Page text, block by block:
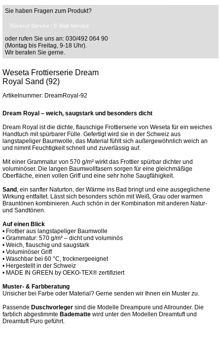
Sie haben Fragen zum Produkt?
Rückruf-Service / E-Mail-Service
oder rufen Sie uns an: 030/492 064 90
(Montag bis Freitag, 9-18 Uhr).
Wir beraten Sie gerne.
Weseta Frottierserie Dream
Royal Sand (92)
Artikelnummer: DreamRoyal-92
Dream Royal – weich, saugstark und besonders dicht
Dream Royal ist die dichte, flauschige Frottierserie von Weseta für ein weiches
Handtuch mit spürbarer Fülle. Gefertigt wird sie in der Schweiz aus
langstapeliger Baumwolle, das Material fühlt sich außergewöhnlich weich an
und nimmt Feuchtigkeit schnell und zuverlässig auf.
Mit einer Grammatur von 570 g/m² wirkt das Frottier spürbar dichter und
voluminöser. Die langen Baumwollfasern sorgen für eine gleichmäßige
Oberfläche, einen vollen Griff und eine sehr hohe Saugfähigkeit.
Sand , ein sanfter Naturton, der Wärme ins Bad bringt und eine ausgeglichene
Wirkung entfaltet. Lässt sich besonders schön mit Weiß, Grau oder warmen
Brauntönen kombinieren. Auch schön in der Kombination mit anderen Natur-
und Sandtönen.
Auf einen Blick
• Frottier aus langstapeliger Baumwolle
• Grammatur: 570 g/m² – dicht und voluminös
• Weich, flauschig und saugstark
• Voluminöser Griff
• Waschbar bei 60 °C, trocknergeeignet
• Hergestellt in der Schweiz
• MADE IN GREEN by OEKO-TEX® zertifiziert
Muster- & Farbberatung
Unsicher bei Farbe oder Material? Gerne senden wir Ihnen ein Muster zu.
Passende Duschvorleger sind die Modelle Dreampure und Allrounder. Die
farblich abgestimmte Badematte wird unter den Modellen Dreamtuft und
Dreamtuft Puro geführt.